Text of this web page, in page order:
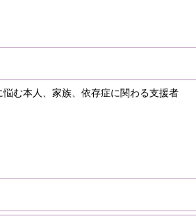
む本人、家族、依存症に関わる支援者